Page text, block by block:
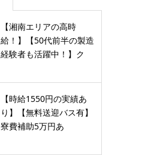
【湘南エリアの高時
給！】【50代前半の製造
経験者も活躍中！】ク
【時給1550円の実績あ
り】【無料送迎バス有】
寮費補助5万円あ